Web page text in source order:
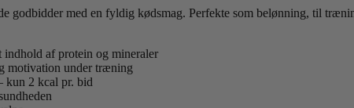
godbidder med en fyldig kødsmag. Perfekte som belønning, til
af protein og mineraler
motivation under træning
kun 2 kcal pr. bid